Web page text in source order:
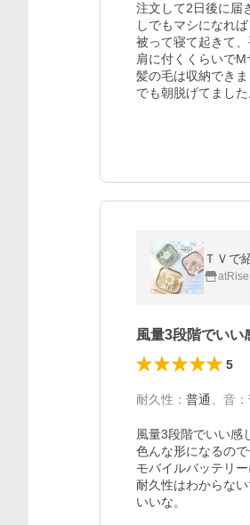
注文して2日後に届
しでもマシになれ
被って寝て起きて
肩に付くくらいでM
髪の毛は収納できま
でも朝脱げてました
ＴＶで
風量3段階でい
5
耐久性 ： 普通 音 ：
風量3段階でいい感
色んな形になるの
モバイルバッテリ
耐久性はわからな